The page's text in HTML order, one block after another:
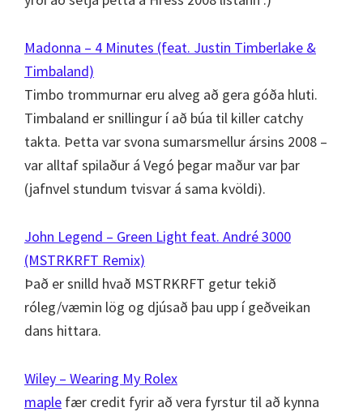
Madonna – 4 Minutes (feat. Justin Timberlake &
Timbaland)
Timbo trommurnar eru alveg að gera góða hluti.
Timbaland er snillingur í að búa til killer catchy
takta. Þetta var svona sumarsmellur ársins 2008 –
var alltaf spilaður á Vegó þegar maður var þar
(jafnvel stundum tvisvar á sama kvöldi).
John Legend – Green Light feat. André 3000
(MSTRKRFT Remix)
Það er snilld hvað MSTRKRFT getur tekið
róleg/væmin lög og djúsað þau upp í geðveikan
dans hittara.
Wiley – Wearing My Rolex
maple fær credit fyrir að vera fyrstur til að kynna